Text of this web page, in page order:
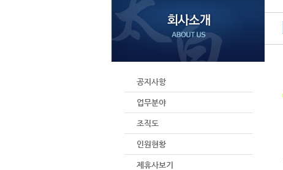
공지사항
업무분야
조직도
인원현황
제휴사보기